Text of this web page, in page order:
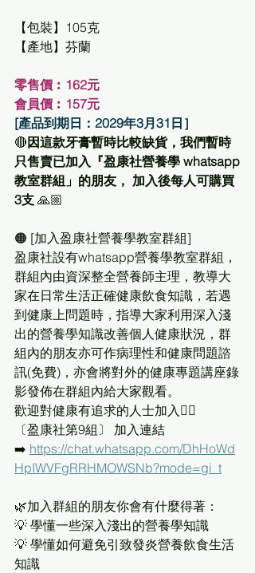
【包裝】105克
【產地】芬蘭
零售價︰162元
會員價︰157元
[產品到期日：2029年3月31日］
🔴因這款牙膏暫時比較缺貨，我們暫時
只售賣已加入『盈康社營養學 whatsapp
教室群組」的朋友， 加入後每人可購買
3支 🙏🏼
🟠 [加入盈康社營養學教室群組]
盈康社設有whatsapp營養學教室群組，
群組內由資深整全營養師主理，教導大
家在日常生活正確健康飲食知識，若遇
到健康上問題時，指導大家利用深入淺
出的營養學知識改善個人健康狀況，群
組內的朋友亦可作病理性和健康問題諮
訊(免費)，亦會將對外的健康專題講座錄
影發佈在群組內給大家觀看。
歡迎對健康有追求的人士加入👇🏻
〔盈康社第9組〕 加入連結
➡️ https://chat.whatsapp.com/DhHoWd
HpIWVFgRRHMOWSNb?mode=gi_t
🌿加入群組的朋友你會有什麼得著：
💡 學懂一些深入淺出的營養學知識
💡 學懂如何避免引致發炎營養飲食生活
知識